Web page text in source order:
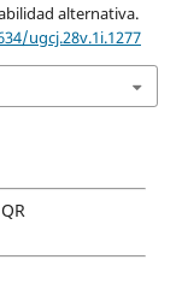
alternativa.
ugcj.28v.1i.1277